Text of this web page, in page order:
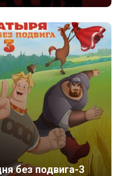
без подвига-3